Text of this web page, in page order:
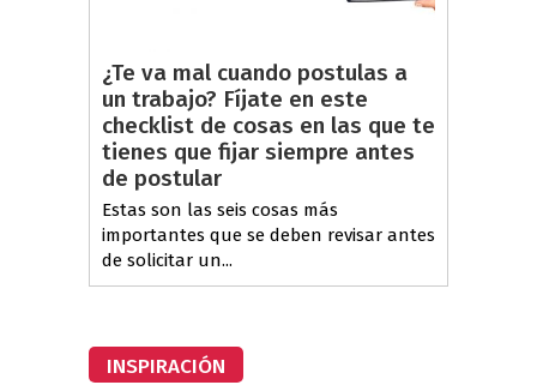
¿Te va mal cuando postulas a
un trabajo? Fíjate en este
checklist de cosas en las que te
tienes que fijar siempre antes
de postular
Estas son las seis cosas más
importantes que se deben revisar antes
de solicitar un...
INSPIRACIÓN